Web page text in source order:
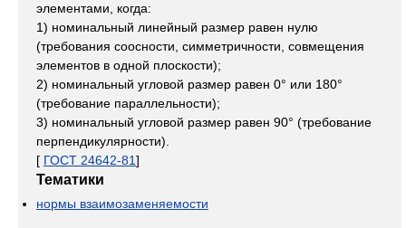
элементами, когда:
1) номинальный линейный размер равен нулю
(требования соосности, симметричности, совмещения
элементов в одной плоскости);
2) номинальный угловой размер равен 0° или 180°
(требование параллельности);
3) номинальный угловой размер равен 90° (требование
перпендикулярности).
[ ГОСТ 24642-81]
Тематики
нормы взаимозаменяемости